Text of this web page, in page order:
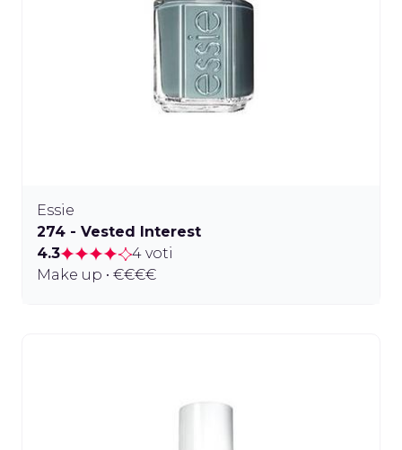
Essie
274 - Vested Interest
4.3
4 voti
Make up • €€€€